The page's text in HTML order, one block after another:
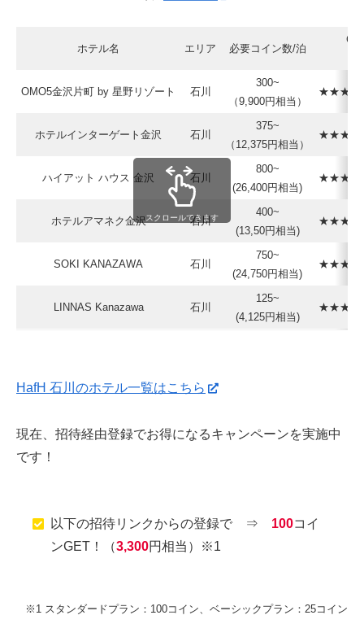
ホテル名 エリア 必要コイン数/泊
OMO5金沢片町 by 星野リゾート 石川
300~
（9,900円相当）
★★★★☆
ホテルインターゲート金沢 石川
375~
（12,375円相当）
★★★★☆
ハイアット ハウス 金沢 石川
800~
(26,400円相当)
★★★★★
ホテルアマネク金沢 石川
400~
(13,50円相当)
★★★★☆
SOKI KANAZAWA 石川
750~
(24,750円相当)
★★★★☆
LINNAS Kanazawa 石川
125~
(4,125円相当)
★★★★☆
スクロールできます
HafH 石川のホテル一覧はこちら
現在、招待経由登録でお得になるキャンペーンを実施中
です！
以下の招待リンクからの登録で ⇒ 100コイ
ンGET！（3,300円相当）※1
※1 スタンダードプラン：100コイン、ベーシックプラン：25コイン